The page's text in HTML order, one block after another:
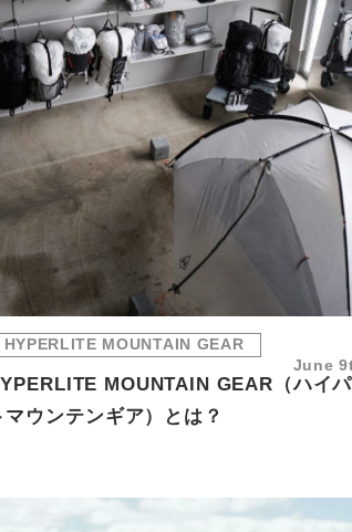
HYPERLITE MOUNTAIN GEAR
June
MOUNTAIN GEAR（ハイ
マウンテンギア）とは？